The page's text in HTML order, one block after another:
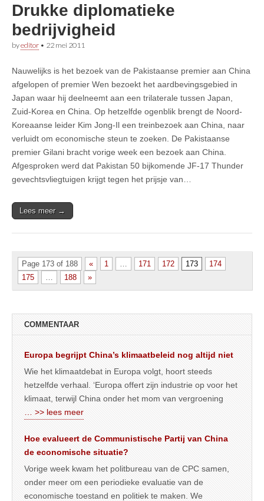
Drukke diplomatieke
bedrijvigheid
byeditor • 22 mei 2011
Nauwelijks is het bezoek van de Pakistaanse premier aan China
afgelopen of premier Wen bezoekt het aardbevingsgebied in
Japan waar hij deelneemt aan een trilaterale tussen Japan,
Zuid-Korea en China. Op hetzelfde ogenblik brengt de Noord-
Koreaanse leider Kim Jong-Il een treinbezoek aan China, naar
verluidt om economische steun te zoeken. De Pakistaanse
premier Gilani bracht vorige week een bezoek aan China.
Afgesproken werd dat Pakistan 50 bijkomende JF-17 Thunder
gevechtsvliegtuigen krijgt tegen het prijsje van…
Lees meer →
Page 173 of 188 « 1 171 172 173
174
175
188 »
COMMENTAAR
Europa begrijpt China’s klimaatbeleid nog altijd niet
Wie het klimaatdebat in Europa volgt, hoort steeds
hetzelfde verhaal. ‘Europa offert zijn industrie op voor het
klimaat, terwijl China onder het mom van vergroening
… >> lees meer
Hoe evalueert de Communistische Partij van China
de economische situatie?
Vorige week kwam het politbureau van de CPC samen,
onder meer om een periodieke evaluatie van de
economische toestand en politiek te maken. We